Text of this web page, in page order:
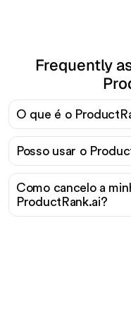
Frequently
O que é o
Posso usar o
Como cancelo a
ProductRank.ai?